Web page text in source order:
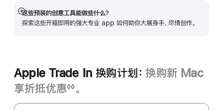
中
打
这些预装的创意工具能做些什么？
探索这些开箱即用的强大专业 app 如何助你大展身手、尽情创作。
展
开
Apple Trade In 换购计划： 换购新 Mac
享折抵优惠
注
◊◊ 。
Apple